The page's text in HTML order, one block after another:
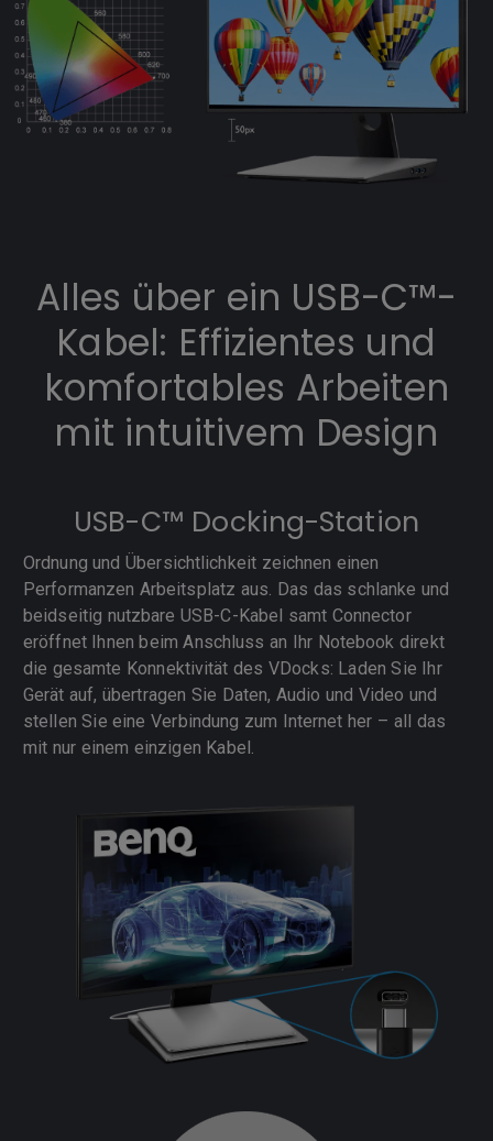
Alles über ein USB-C™-
Kabel: Effizientes und
komfortables Arbeiten
mit intuitivem Design
USB-C™ Docking-Station
Ordnung und Übersichtlichkeit zeichnen einen
Performanzen Arbeitsplatz aus. Das das schlanke und
beidseitig nutzbare USB-C-Kabel samt Connector
eröffnet Ihnen beim Anschluss an Ihr Notebook direkt
die gesamte Konnektivität des VDocks: Laden Sie Ihr
Gerät auf, übertragen Sie Daten, Audio und Video und
stellen Sie eine Verbindung zum Internet her – all das
mit nur einem einzigen Kabel.